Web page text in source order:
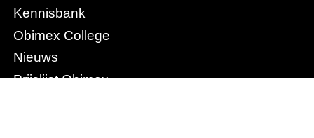
Kennisbank
Obimex College
Nieuws
Prijslijst Obimex